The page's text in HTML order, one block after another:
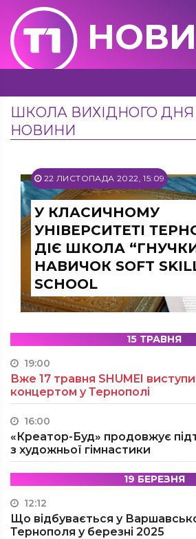
ШКОЛА ВИХІДНОГО ДНЯ
НОВИНИ
22 ЛИСТОПАДА 2022, 15:09
У КЛАСИЧНОМУ
УНІВЕРСИТЕТІ
ДІЄ ШКОЛА
НАВИЧОК SOFT
SCHOOL
15 ТРАВНЯ
19:00
Вже 17 травня SHUMEI
концертом у Тернополі
16:00
«Креатор-Буд» продовжує
з художньої гімнастики
19 БЕРЕЗНЯ
12:12
Що відбувається у
Тернополя у березні 2025